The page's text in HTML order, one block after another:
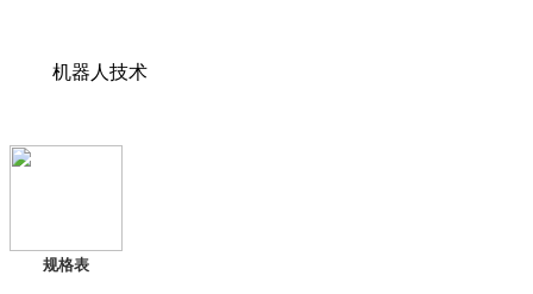
机器人技术
规格表